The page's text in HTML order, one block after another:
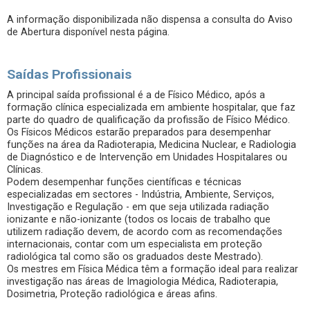
A informação disponibilizada não dispensa a consulta do Aviso
de Abertura disponível nesta página.
Saídas Profissionais
A principal saída profissional é a de Físico Médico, após a
formação clínica especializada em ambiente hospitalar, que faz
parte do quadro de qualificação da profissão de Físico Médico.
Os Físicos Médicos estarão preparados para desempenhar
funções na área da Radioterapia, Medicina Nuclear, e Radiologia
de Diagnóstico e de Intervenção em Unidades Hospitalares ou
Clínicas.
Podem desempenhar funções científicas e técnicas
especializadas em sectores - Indústria, Ambiente, Serviços,
Investigação e Regulação - em que seja utilizada radiação
ionizante e não-ionizante (todos os locais de trabalho que
utilizem radiação devem, de acordo com as recomendações
internacionais, contar com um especialista em proteção
radiológica tal como são os graduados deste Mestrado).
Os mestres em Física Médica têm a formação ideal para realizar
investigação nas áreas de Imagiologia Médica, Radioterapia,
Dosimetria, Proteção radiológica e áreas afins.